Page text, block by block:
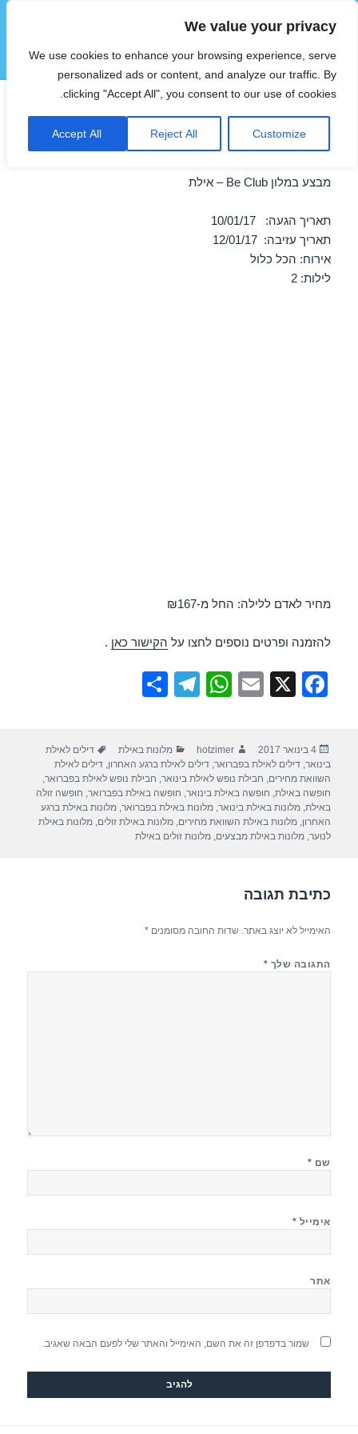
We value your privacy
We use cookies to enhance your browsing experience, serve
personalized ads or content, and analyze our traffic. By
clicking "Accept All", you consent to our use of cookies.
Customize
Reject All
Accept All
הוטצימר
תפריטים
ווידג'טים
חופשה במלון Be Club – אילת
10/01/2017
מבצע במלון Be Club – אילת
תאריך הגעה: 10/01/17
תאריך עזיבה: 12/01/17
אירוח: הכל כלול
לילות: 2
מחיר לאדם ללילה: החל מ-₪167
להזמנה ופרטים נוספים לחצו על הקישור כאן .
F
e
b
o
o
X
E
W
s
A
p
p
T
gr
a
m
e
פורסם
בתאריך
4 בינואר 2017 מחבר
hotzimer קטגוריות
מלונות באילת תגיות
דילים לאילת
בינואר,דילים לאילת בפברואר,דילים לאילת ברגע האחרון,דילים לאילת
השוואת מחירים, חבילת נופש לאילת בינואר, חבילת נופש לאילת בפברואר,
חופשה באילת, חופשה באילת בינואר, חופשה באילת בפברואר, חופשה זולה
באילת,מלונות באילת בינואר,מלונות באילת בפברואר,מלונות באילת ברגע
האחרון,מלונות באילת השוואת מחירים,מלונות באילת זולים,מלונות באילת
לנוער,מלונות באילת מבצעים,מלונות זולים באילת
כתיבת תגובה
האימייל לא יוצג באתר. שדות החובה מסומנים*
התגובה שלך *
שם *
אימייל *
אתר
שמור בדפדפן זה את השם, האימייל והאתר שלי לפעם הבאה שאגיב.